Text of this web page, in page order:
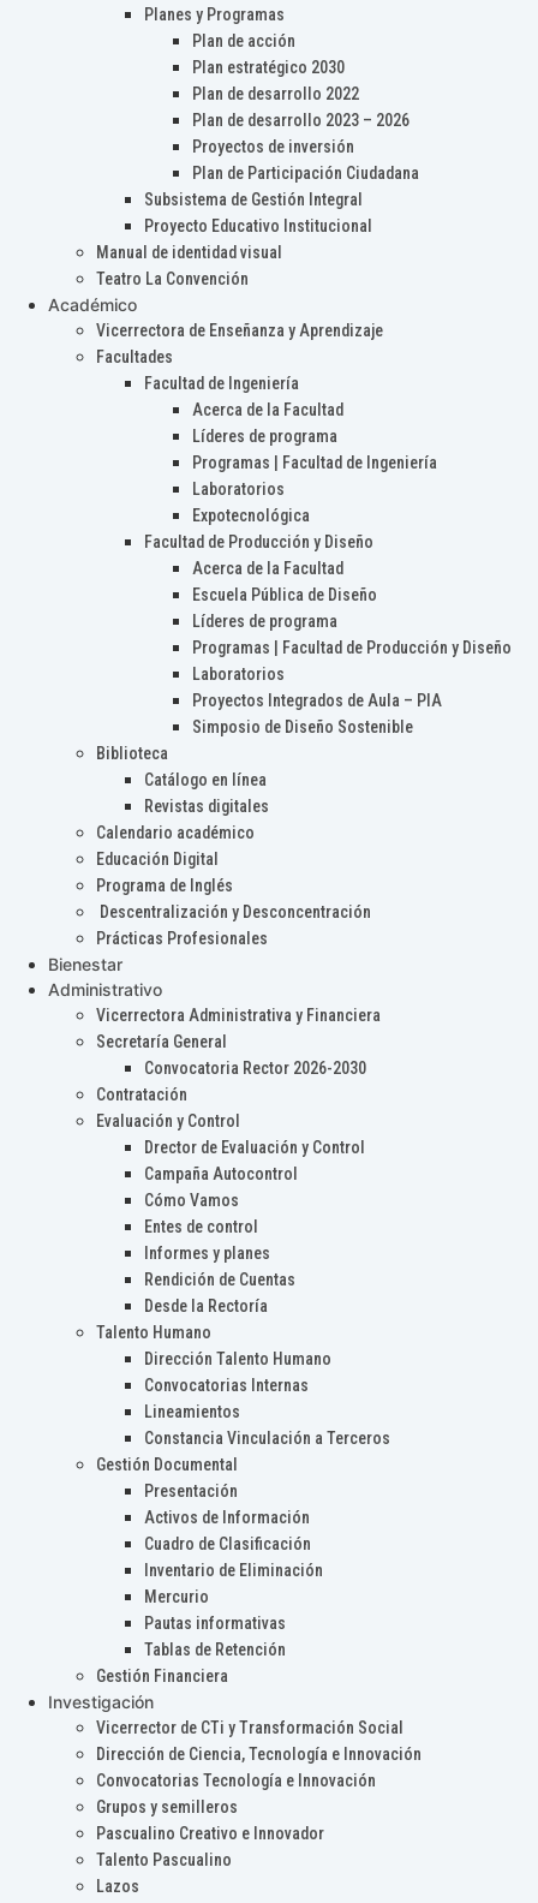
Planes y Programas
Plan de acción
Plan estratégico 2030
Plan de desarrollo 2022
Plan de desarrollo 2023 – 2026
Proyectos de inversión
Plan de Participación Ciudadana
Subsistema de Gestión Integral
Proyecto Educativo Institucional
Manual de identidad visual
Teatro La Convención
Académico
Vicerrectora de Enseñanza y Aprendizaje
Facultades
Facultad de Ingeniería
Acerca de la Facultad
Líderes de programa
Programas | Facultad de Ingeniería
Laboratorios
Expotecnológica
Facultad de Producción y Diseño
Acerca de la Facultad
Escuela Pública de Diseño
Líderes de programa
Programas | Facultad de Producción y Diseño
Laboratorios
Proyectos Integrados de Aula – PIA
Simposio de Diseño Sostenible
Biblioteca
Catálogo en línea
Revistas digitales
Calendario académico
Educación Digital
Programa de Inglés
Descentralización y Desconcentración
Prácticas Profesionales
Bienestar
Administrativo
Vicerrectora Administrativa y Financiera
Secretaría General
Convocatoria Rector 2026-2030
Contratación
Evaluación y Control
Drector de Evaluación y Control
Campaña Autocontrol
Cómo Vamos
Entes de control
Informes y planes
Rendición de Cuentas
Desde la Rectoría
Talento Humano
Dirección Talento Humano
Convocatorias Internas
Lineamientos
Constancia Vinculación a Terceros
Gestión Documental
Presentación
Activos de Información
Cuadro de Clasificación
Inventario de Eliminación
Mercurio
Pautas informativas
Tablas de Retención
Gestión Financiera
Investigación
Vicerrector de CTi y Transformación Social
Dirección de Ciencia, Tecnología e Innovación
Convocatorias Tecnología e Innovación
Grupos y semilleros
Pascualino Creativo e Innovador
Talento Pascualino
Lazos